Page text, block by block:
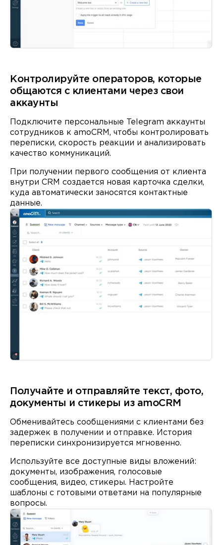
Контролируйте операторов, которые
общаются с клиентами через свои
аккаунты
Подключите персональные Telegram аккаунты
сотрудников к amoCRM, чтобы контролировать
переписки, скорость реакции и анализировать
качество коммуникаций.
При получении первого сообщения от клиента
внутри CRM создается новая карточка сделки,
куда автоматически заносятся контактные
данные.
Получайте и отправляйте текст, фото,
документы и стикеры из amoCRM
Обменивайтесь сообщениями с клиентами без
задержек в получении и отправке. История
переписки синхронизируется мгновенно.
Используйте все доступные виды вложений:
документы, изображения, голосовые
сообщения, видео, стикеры. Настройте
шаблоны с готовыми ответами на популярные
вопросы.